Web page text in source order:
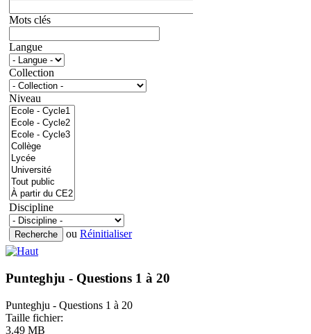
Mots clés
Langue
Collection
Niveau
Discipline
ou Réinitialiser
Punteghju - Questions 1 à 20
Punteghju - Questions 1 à 20
Taille fichier:
3.49 MB